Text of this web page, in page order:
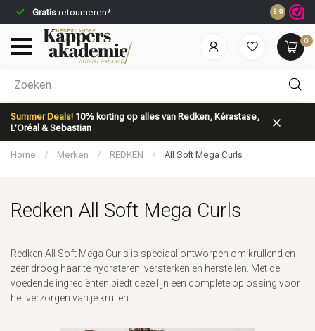
Gratis retourneren* Voor
8.9
0
Summer Deals! 10% korting op alles van Redken, Kérastase,
L’Oréal & Sebastian
Welke categorie ben jij naar op zoek?
Home / Merken / REDKEN / All Soft Mega Curls
Redken All Soft Mega Curls
Redken All Soft Mega Curls is speciaal ontworpen om krullend en
zeer droog haar te hydrateren, versterken en herstellen. Met de
voedende ingrediënten biedt deze lijn een complete oplossing voor
het verzorgen van je krullen.